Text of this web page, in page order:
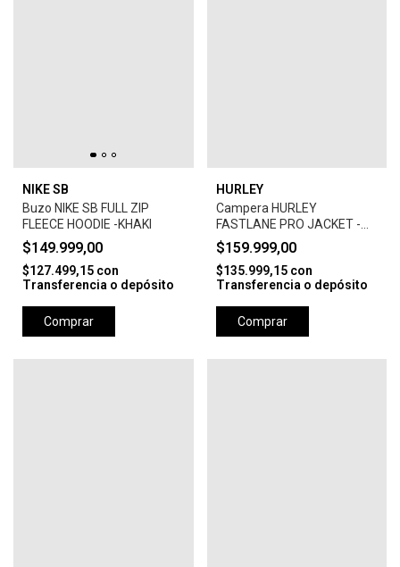
NIKE SB
Buzo NIKE SB FULL ZIP
FLEECE HOODIE -KHAKI
$149.999,00
$127.499,15 con
Transferencia o depósito
Comprar
HURLEY
Campera HURLEY
FASTLANE PRO JACKET -
CAMEL
$159.999,00
$135.999,15 con
Transferencia o depósito
Comprar